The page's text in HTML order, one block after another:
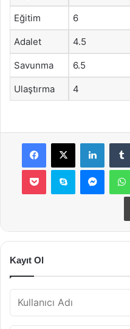
Eğitim 6
Adalet 4.5
Savunma 6.5
Ulaştırma 4
Facebook
X
Pocket Skype
Kayıt Ol